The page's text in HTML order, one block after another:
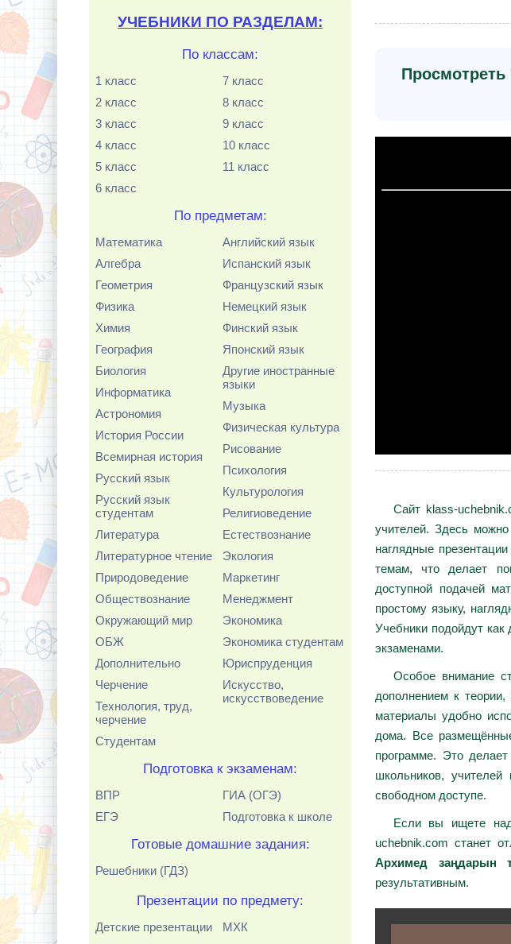
УЧЕБНИКИ ПО РАЗДЕЛАМ:
По классам:
1 класс
2 класс
3 класс
4 класс
5 класс
6 класс
7 класс
8 класс
9 класс
10 класс
11 класс
По предметам:
Математика
Алгебра
Геометрия
Физика
Химия
География
Биология
Информатика
Астрономия
История России
Всемирная история
Русский язык
Русский язык
студентам
Литература
Литературное чтение
Природоведение
Обществознание
Окружающий мир
ОБЖ
Дополнительно
Черчение
Технология, труд,
черчение
Студентам
Английский язык
Испанский язык
Французский язык
Немецкий язык
Финский язык
Японский язык
Другие иностранные
языки
Музыка
Физическая культура
Рисование
Психология
Культурология
Религиоведение
Естествознание
Экология
Маркетинг
Менеджмент
Экономика
Экономика студентам
Юриспруденция
Искусство,
искусствоведение
Подготовка к экзаменам:
ВПР
ЕГЭ
ГИА (ОГЭ)
Подготовка к школе
Готовые домашние задания:
Решебники (ГДЗ)
Презентации по предмету:
Детские презентации
МХК
Просмотреть
Сайт klass-
учителей. Здесь
наглядные
темам, что делает
доступной подачей
простому языку,
Учебники подойдут как
экзаменами.
Особое внимание
дополнением к
материалы удобно
дома. Все
программе. Это
школьников,
свободном доступе.
Если вы ищете
uchebnik.com станет
Архимед заңдарын
результативным.